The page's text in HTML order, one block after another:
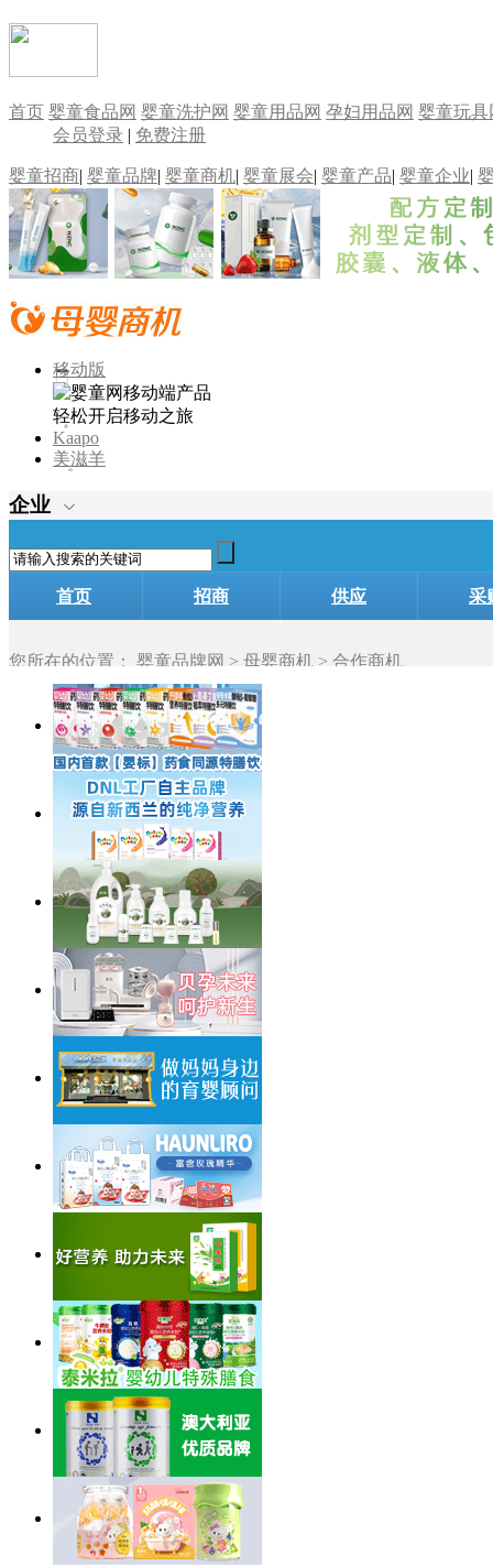
首页 婴童食品网 婴童洗护网 婴童用品网 孕妇用品网 婴童玩具
会员登录 | 免费注册
婴童招商| 婴童品牌| 婴童商机| 婴童展会| 婴童产品| 婴童企业|
移动版
轻松开启移动之旅
Kaapo
美滋羊
企业
首页 招商 供应 采
您所在的位置： 婴童品牌网 > 母婴商机 > 合作商机